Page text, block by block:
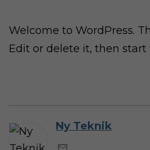
Welcome to WordPress.
Edit or delete it, then
Ny Teknik